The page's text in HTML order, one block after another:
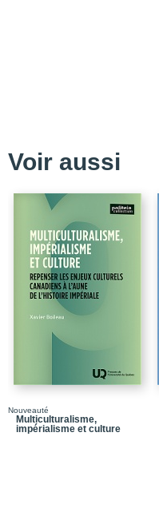
Voir aussi
Nouveauté
Multiculturalisme,
impérialisme et culture